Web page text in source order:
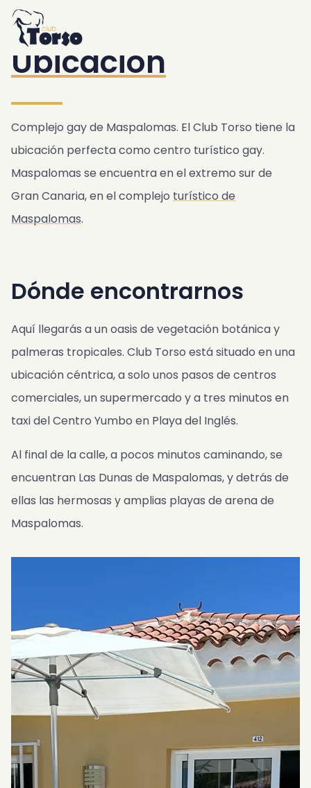
Alojamiento
Resort
Piscina y Jacuzzi
Desayuno
Bar y Bistro
Jardín y relajación
Gimnasio y sauna
El sótano
Servicio de transferencia de lujo
Club Torso Concepto
Citas
Fotos
Libro de visitas
FAQ
Noticias
Contacto
SK
EN
NL
Home
Ubicacion
Complejo gay de Maspalomas. El Club Torso tiene la
ubicación perfecta como centro turístico gay.
Maspalomas se encuentra en el extremo sur de
Gran Canaria, en el complejo turístico de
Maspalomas.
Dónde encontrarnos
Aquí llegarás a un oasis de vegetación botánica y
palmeras tropicales. Club Torso está situado en una
ubicación céntrica, a solo unos pasos de centros
comerciales, un supermercado y a tres minutos en
taxi del Centro Yumbo en Playa del Inglés.
Al final de la calle, a pocos minutos caminando, se
encuentran Las Dunas de Maspalomas, y detrás de
ellas las hermosas y amplias playas de arena de
Maspalomas.